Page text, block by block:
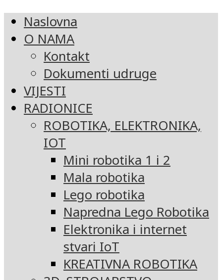
Naslovna
O NAMA
Kontakt
Dokumenti udruge
VIJESTI
RADIONICE
ROBOTIKA, ELEKTRONIKA,
IOT
Mini robotika 1 i 2
Mala robotika
Lego robotika
Napredna Lego Robotika
Elektronika i internet
stvari IoT
KREATIVNA ROBOTIKA